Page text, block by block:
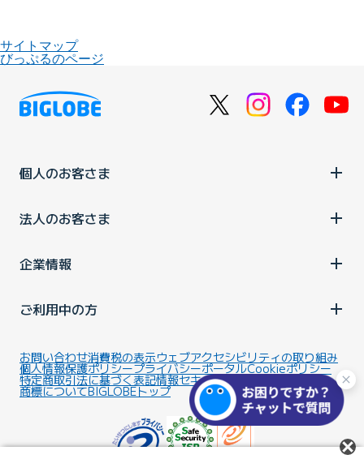
サイトマップ
びっぷるのページ
個人のお客さま
法人のお客さま
企業情報
ご利用中の方
お問い合わせ消費税の表示ウェブアクセシビリティの取り組み
個人情報保護ポリシープライバシーポータルCookieポリシー
特定商取引法に基づく表記情報セキュリティ基本方針
商標についてBIGLOBEトップ